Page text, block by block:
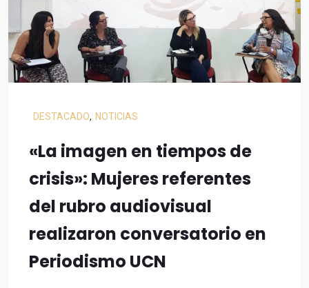
DESTACADO, NOTICIAS
«La imagen en tiempos de
crisis»: Mujeres referentes
del rubro audiovisual
realizaron conversatorio en
Periodismo UCN